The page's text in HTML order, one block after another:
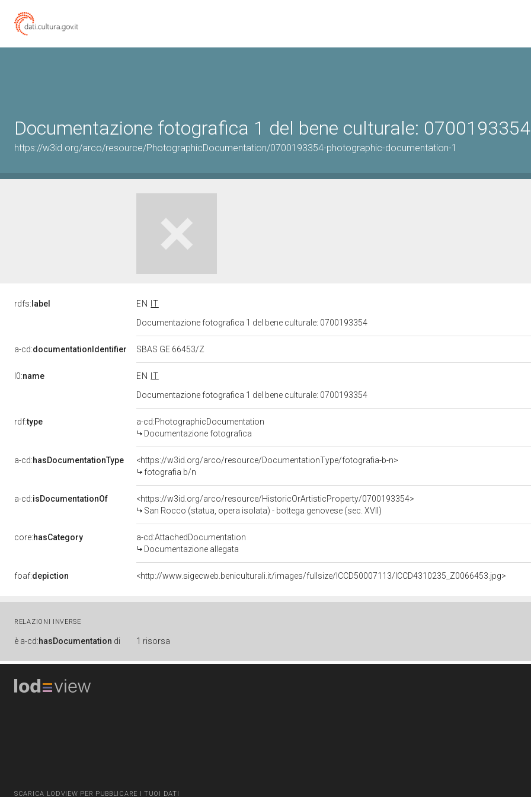
Documentazione fotografica 1 del bene culturale: 0700193354
https://w3id.org/arco/resource/PhotographicDocumentation/0700193354-photographic-documentation-1
rdfs: label EN
IT
Documentazione fotografica 1 del bene culturale: 0700193354
a-cd:documentationIdentifier SBAS GE 66453/Z
l0:name EN
IT
Documentazione fotografica 1 del bene culturale: 0700193354
rdf:type
a-cd:PhotographicDocumentation
Documentazione fotografica
a-cd:hasDocumentationType
<https://w3id.org/arco/resource/DocumentationType/fotografia-b-n>
fotografia b/n
a-cd:isDocumentationOf
<https://w3id.org/arco/resource/HistoricOrArtisticProperty/0700193354>
San Rocco (statua, opera isolata) - bottega genovese (sec. XVII)
core:hasCategory
a-cd:AttachedDocumentation
Documentazione allegata
foaf:depiction <http://www.sigecweb.beniculturali.it/images/fullsize/ICCD50007113/ICCD4310235_Z0066453.jpg>
RELAZIONI INVERSE
è a-cd:hasDocumentation di 1 risorsa
SCARICA LODVIEW PER PUBBLICARE I TUOI DATI